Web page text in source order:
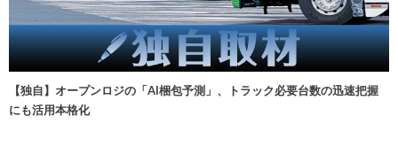
【独自】オープンロジの「AI梱包予測」、トラック必要台数の迅速把握
にも活用本格化